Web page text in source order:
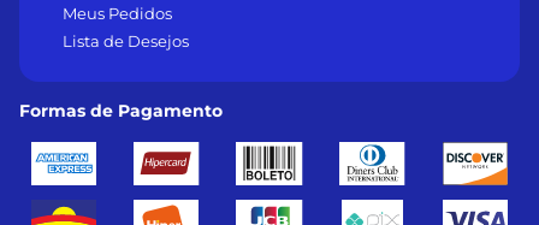
Meus Pedidos
Lista de Desejos
Formas de Pagamento